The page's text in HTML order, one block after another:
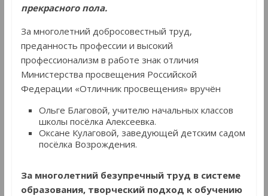
прекрасного пола.
За многолетний добросовестный труд,
преданность профессии и высокий
профессионализм в работе знак отличия
Министерства просвещения Российской
Федерации «Отличник просвещения» вручён
Ольге Благовой, учителю начальных классов
школы посёлка Алексеевка.
Оксане Кулаговой, заведующей детским садом
посёлка Возрождения.
За многолетний безупречный труд в системе
образования, творческий подход к обучению